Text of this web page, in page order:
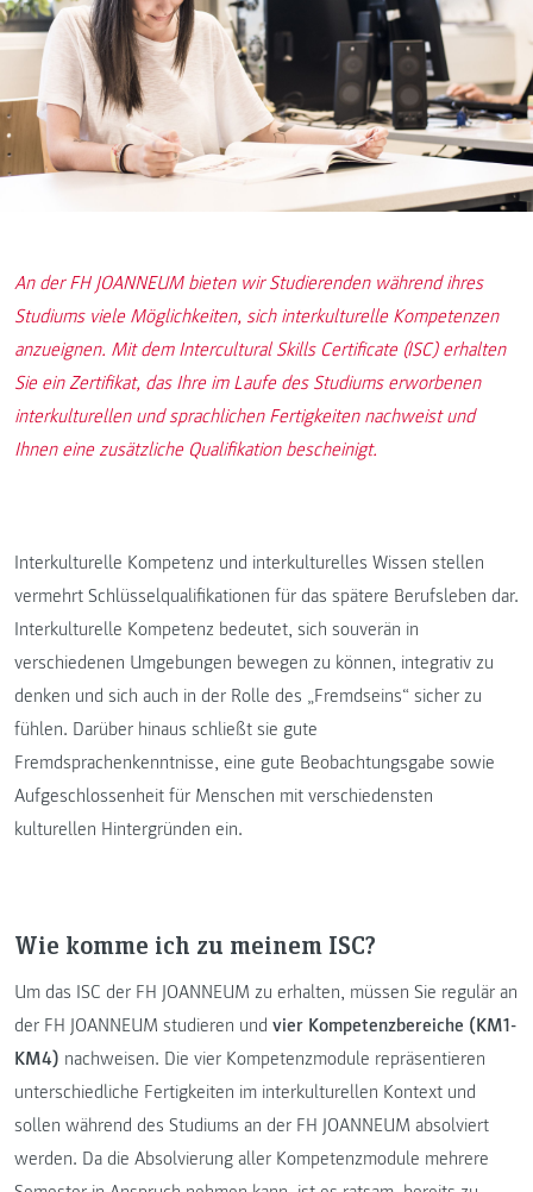
An der FH JOANNEUM bieten wir Studierenden während ihres
Studiums viele Möglichkeiten, sich interkulturelle Kompetenzen
anzueignen. Mit dem Intercultural Skills Certificate (ISC) erhalten
Sie ein Zertifikat, das Ihre im Laufe des Studiums erworbenen
interkulturellen und sprachlichen Fertigkeiten nachweist und
Ihnen eine zusätzliche Qualifikation bescheinigt.
Interkulturelle Kompetenz und interkulturelles Wissen stellen
vermehrt Schlüsselqualifikationen für das spätere Berufsleben dar.
Interkulturelle Kompetenz bedeutet, sich souverän in
verschiedenen Umgebungen bewegen zu können, integrativ zu
denken und sich auch in der Rolle des „Fremdseins“ sicher zu
fühlen. Darüber hinaus schließt sie gute
Fremdsprachenkenntnisse, eine gute Beobachtungsgabe sowie
Aufgeschlossenheit für Menschen mit verschiedensten
kulturellen Hintergründen ein.
Wie komme ich zu meinem ISC?
Um das ISC der FH JOANNEUM zu erhalten, müssen Sie regulär an
der FH JOANNEUM studieren und vier Kompetenzbereiche (KM1-
KM4) nachweisen. Die vier Kompetenzmodule repräsentieren
unterschiedliche Fertigkeiten im interkulturellen Kontext und
sollen während des Studiums an der FH JOANNEUM absolviert
werden. Da die Absolvierung aller Kompetenzmodule mehrere